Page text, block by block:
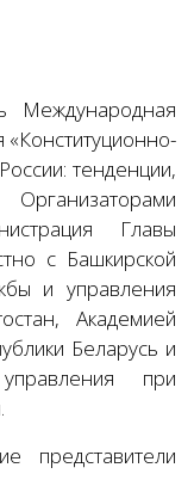
Международная
«Конституционно-
тенденции,
Главы
с Башкирской
и управления
Академией
Беларусь и
при
представители